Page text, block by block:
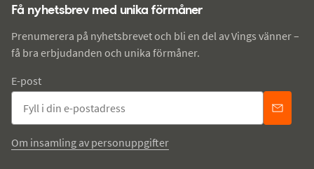
Få nyhetsbrev med unika förmåner
Prenumerera på nyhetsbrevet och bli en del av Vings vänner –
få bra erbjudanden och unika förmåner.
E-post
Om insamling av personuppgifter